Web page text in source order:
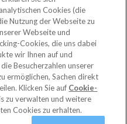
TW9 2JA.
of Attraction Tickets LTD, who are
Nos. 3427114 and 3427117.
4390984 and VAT Number
Cookies (die
Nutzung der Webseite zu
Webseite und
Cookies, die uns dabei
wir Ihnen auf und
Besucherzahlen unserer
ermöglichen, Sachen direkt
Klicken Sie auf Cookie-
zu verwalten und weitere
Cookies zu erhalten.